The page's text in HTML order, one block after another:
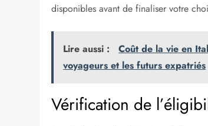
disponibles avant de finaliser votre
Lire aussi :
Coût de la vie en
voyageurs et les futurs expatriés
Vérification de